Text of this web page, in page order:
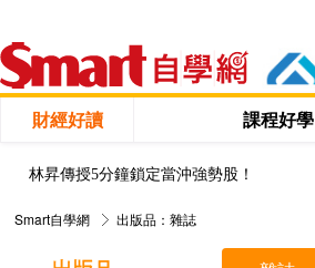
財經好讀 課程好學
林昇傳授5分鐘鎖定當沖強勢股！
Smart自學網 出版品：雜誌